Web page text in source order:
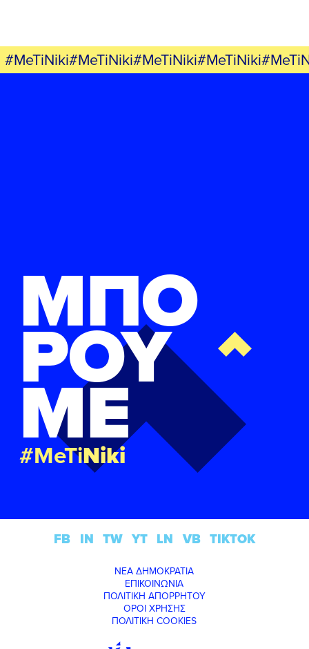
ΜΠΟ
ΡΟΥ
ΜΕ
#MeTiNiki
ΝΕΑ ΔΗΜΟΚΡΑΤΙΑ
ΕΠΙΚΟΙΝΩΝΙΑ
ΠΟΛΙΤΙΚΗ ΑΠΟΡΡΗΤΟΥ
ΟΡΟΙ ΧΡΗΣΗΣ
ΠΟΛΙΤΙΚΗ COOKIES
FB IN TW YT LN VB TIKTOK